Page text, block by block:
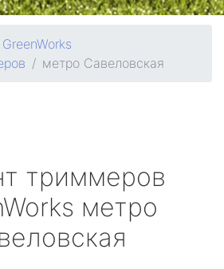
метро Савеловская
триммеров
метро